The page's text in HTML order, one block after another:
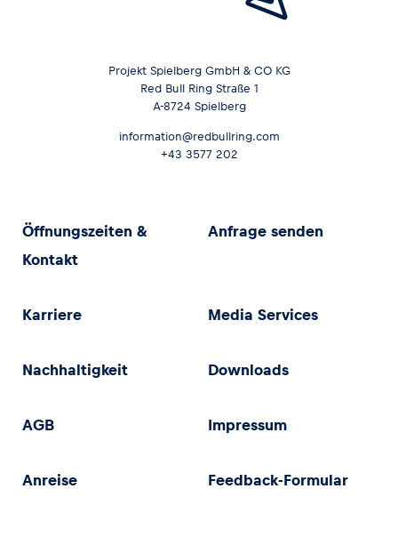
Projekt Spielberg GmbH & CO KG
Red Bull Ring Straße 1
A-8724 Spielberg
information@redbullring.com
+43 3577 202
Öffnungszeiten &
Kontakt
Anfrage senden
Karriere Media Services
Nachhaltigkeit Downloads
AGB Impressum
Anreise Feedback-Formular